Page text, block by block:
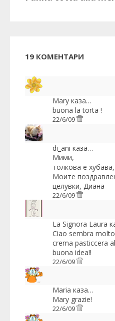
19 КОМЕНТАРИ
Mary каза…
buona la torta !
22/6/09
di_ani каза…
Мими,
толкова е
Моите
целувки, Диана
22/6/09
La Signora Laura
Ciao sembra
crema pasticcera
buona idea!!
22/6/09
Maria каза…
Mary grazie!
22/6/09